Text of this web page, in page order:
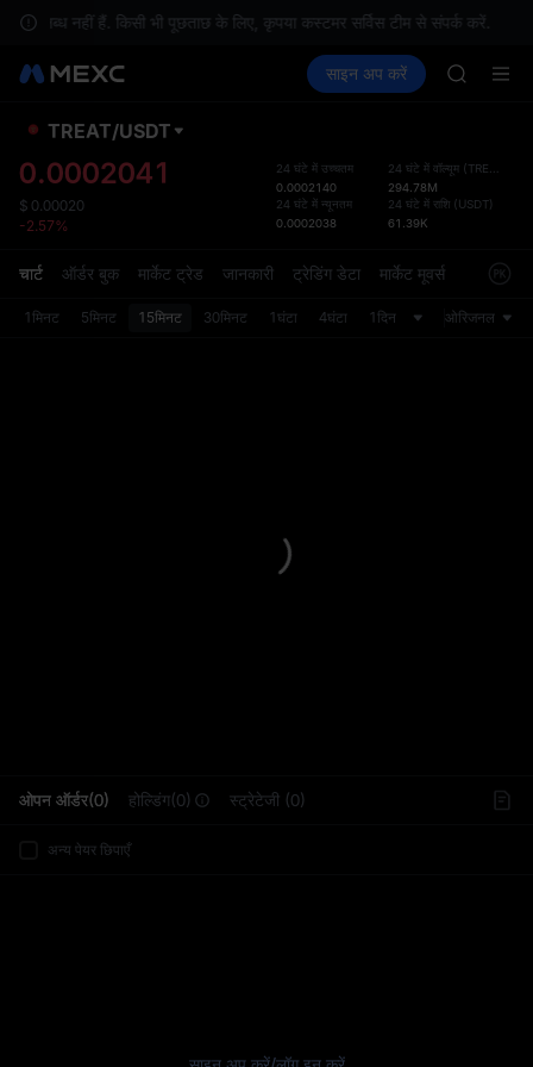
नहीं हैं. किसी भी पूछताछ के लिए, कृपया कस्टमर सर्विस टीम से संपर्क करें.
स्पॉट फ़्यूचर्स PLTR कमाएँ
साइन अप करें
BLESS
HEI
BLESS
UNITREE
Unitree
को
TREAT/USDT
0.0002041
$ 0.00020
-2.57%
24 घंटे में उच्चतम
0.0002140
24 घंटे में न्यूनतम
0.0002038
24 घंटे में वॉल्यूम (TREAT
294.78M
24 घंटे में राशि (USDT)
61.39K
चार्ट ऑर्डर बुक मार्केट ट्रेड जानकारी ट्रेडिंग डेटा मार्केट मूवर्स
1मिनट 5मिनट 15मिनट 30मिनट 1घंटा 4घंटा 1दिन ओरिजनल
ओपन ऑर्डर(0) होल्डिंग(0) स्ट्रेटेजी (0)
अन्य पेयर छिपाएँ